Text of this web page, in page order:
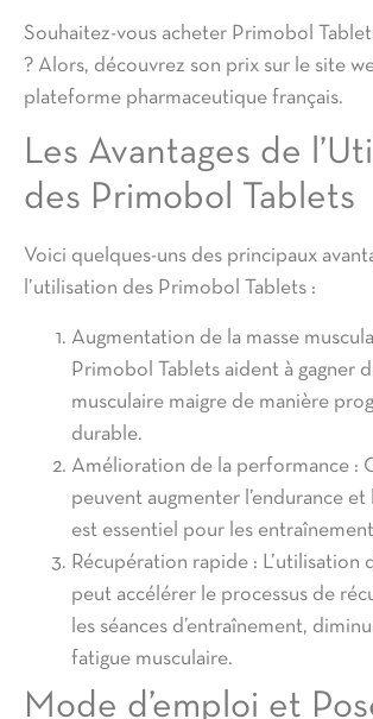
Souhaitez-vous acheter Primobol
? Alors, découvrez son prix sur le site
plateforme pharmaceutique français.
Les Avantages de
des Primobol Tablets
Voici quelques-uns des principaux
l’utilisation des Primobol Tablets :
Augmentation de la masse
Primobol Tablets aident à gagner
musculaire maigre de manière
durable.
Amélioration de la performance :
peuvent augmenter l’endurance
est essentiel pour les
Récupération rapide : L’utilisation
peut accélérer le processus de
les séances d’entraînement,
fatigue musculaire.
Mode d’emploi et